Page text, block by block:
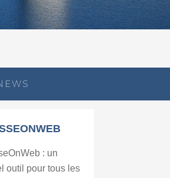
: un
outil pour tous les